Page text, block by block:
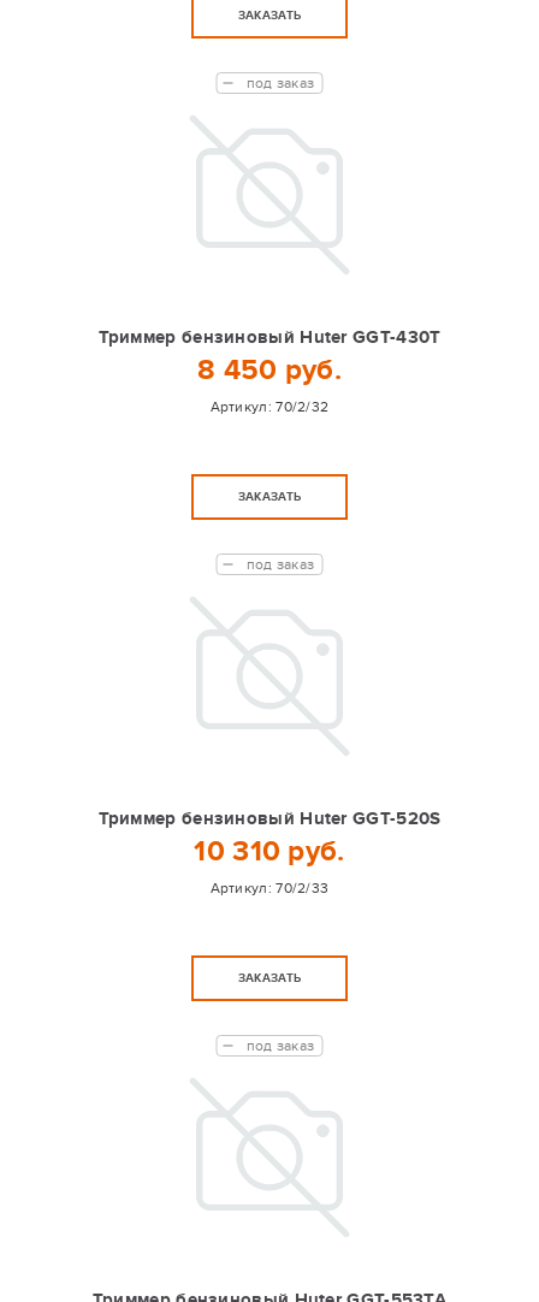
ЗАКАЗАТЬ
Триммер бензиновый Huter GGT-430T
8 450 руб.
Артикул:70/2/32
под заказ
ЗАКАЗАТЬ
Триммер бензиновый Huter GGT-520S
10 310 руб.
Артикул:70/2/33
под заказ
ЗАКАЗАТЬ
под заказ